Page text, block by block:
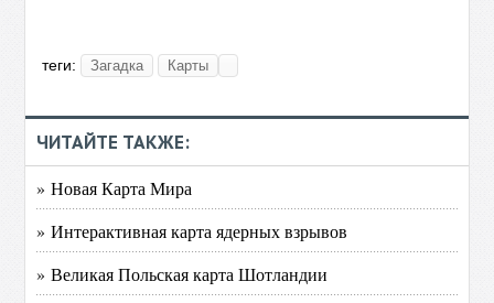
теги: Загадка Карты
ЧИТАЙТЕ ТАКЖЕ:
» Новая Карта Мира
» Интерактивная карта ядерных взрывов
» Великая Польская карта Шотландии